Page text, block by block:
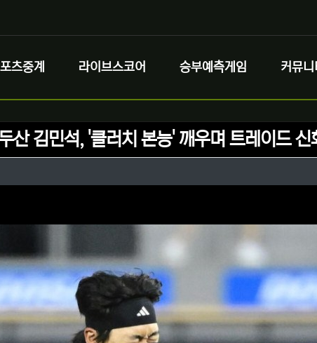
츠중계 라이브스코어 승부예측게임 커뮤니
산 김민석, '클러치 본능' 깨우며 트레이드 신